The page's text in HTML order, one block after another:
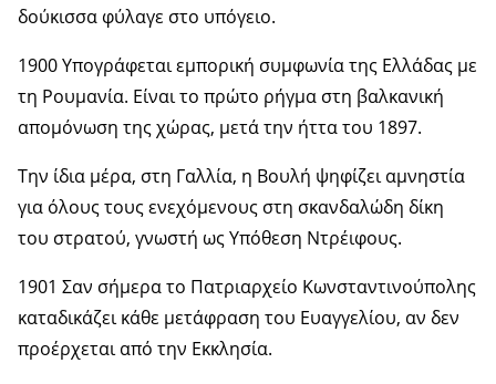
δούκισσα φύλαγε στο υπόγειο.
1900 Υπογράφεται εμπορική συμφωνία της Ελλάδας με
τη Ρουμανία. Είναι το πρώτο ρήγμα στη βαλκανική
απομόνωση της χώρας, μετά την ήττα του 1897.
Την ίδια μέρα, στη Γαλλία, η Βουλή ψηφίζει αμνηστία
για όλους τους ενεχόμενους στη σκανδαλώδη δίκη
του στρατού, γνωστή ως Υπόθεση Ντρέιφους.
1901 Σαν σήμερα το Πατριαρχείο Κωνσταντινούπολης
καταδικάζει κάθε μετάφραση του Ευαγγελίου, αν δεν
προέρχεται από την Εκκλησία.